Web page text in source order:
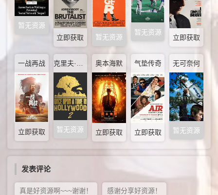
暂无资源
立即获取 暂无资源
暂无资源
立即获取
一战再战
立即获取
克里夫·布斯继续冒险
暂无资源
奥本海默
立即获取
气垫传奇
立即获取
无可奈何
暂无资源
发表评论
真是好资源啊~~~谢谢！ 感谢分享好资源！